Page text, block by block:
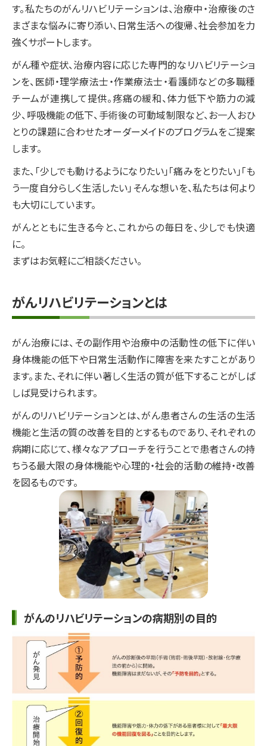
す。私たちのがんリハビリテーションは、治療中・治療後のさ
まざまな悩みに寄り添い、日常生活への復帰、社会参加を力
強くサポートします。
がん種や症状、治療内容に応じた専門的なリハビリテーショ
ンを、医師・理学療法士・作業療法士・看護師などの多職種
チームが連携して提供。疼痛の緩和、体力低下や筋力の減
少、呼吸機能の低下、手術後の可動域制限など、お一人おひ
とりの課題に合わせたオーダーメイドのプログラムをご提案
します。
また、「少しでも動けるようになりたい」「痛みをとりたい」「も
う一度自分らしく生活したい」そんな想いを、私たちは何より
も大切にしています。
がんとともに生きる今と、これからの毎日を、少しでも快適
に。
まずはお気軽にご相談ください。
がんリハビリテーションとは
がん治療には、その副作用や治療中の活動性の低下に伴い
身体機能の低下や日常生活動作に障害を来たすことがあり
ます。また、それに伴い著しく生活の質が低下することがしば
しば見受けられます。
がんのリハビリテーションとは、がん患者さんの生活の生活
機能と生活の質の改善を目的とするものであり、それぞれの
病期に応じて、様々なアプローチを行うことで患者さんの持
ちうる最大限の身体機能や心理的・社会的活動の維持・改善
を図るものです。
がんのリハビリテーションの病期別の目的